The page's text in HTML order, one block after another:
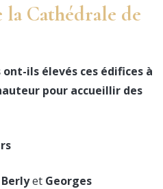
la Cathédrale de
ils élevés ces édifices à
pour accueillir des
et Georges